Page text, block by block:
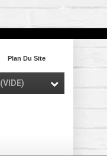
Plan Du Site
(VIDE)